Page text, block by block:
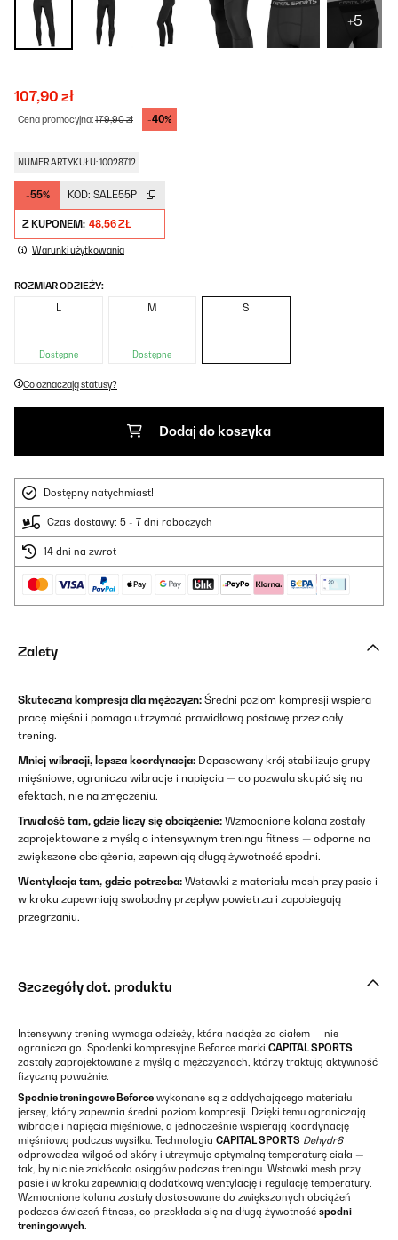
+5
107,90 zł
Cena promocyjna:179,90 zł -40%
NUMER ARTYKUŁU: 10028712
-55% KOD: SALE55P
Z KUPONEM: 48,56 ZŁ
Warunki użytkowania
ROZMIAR ODZIEŻY:
L
Dostępne
M
Dostępne
S
Co oznaczają statusy?
Dodaj do koszyka
Dostępny natychmiast!
Czas dostawy: 5 - 7 dni roboczych
14 dni na zwrot
Zalety
Skuteczna kompresja dla mężczyzn: Średni poziom kompresji wspiera
pracę mięśni i pomaga utrzymać prawidłową postawę przez cały
trening.
Mniej wibracji, lepsza koordynacja: Dopasowany krój stabilizuje grupy
mięśniowe, ogranicza wibracje i napięcia — co pozwala skupić się na
efektach, nie na zmęczeniu.
Trwałość tam, gdzie liczy się obciążenie: Wzmocnione kolana zostały
zaprojektowane z myślą o intensywnym treningu fitness — odporne na
zwiększone obciążenia, zapewniają długą żywotność spodni.
Wentylacja tam, gdzie potrzeba: Wstawki z materiału mesh przy pasie i
w kroku zapewniają swobodny przepływ powietrza i zapobiegają
przegrzaniu.
Szczegóły dot. produktu
Intensywny trening wymaga odzieży, która nadąża za ciałem — nie
ogranicza go. Spodenki kompresyjne Beforce marki CAPITAL SPORTS
zostały zaprojektowane z myślą o mężczyznach, którzy traktują aktywność
fizyczną poważnie.
Spodnie treningowe Beforce wykonane są z oddychającego materiału
jersey, który zapewnia średni poziom kompresji. Dzięki temu ograniczają
wibracje i napięcia mięśniowe, a jednocześnie wspierają koordynację
mięśniową podczas wysiłku. Technologia CAPITAL SPORTS Dehydr8
odprowadza wilgoć od skóry i utrzymuje optymalną temperaturę ciała —
tak, by nic nie zakłócało osiągów podczas treningu. Wstawki mesh przy
pasie i w kroku zapewniają dodatkową wentylację i regulację temperatury.
Wzmocnione kolana zostały dostosowane do zwiększonych obciążeń
podczas ćwiczeń fitness, co przekłada się na długą żywotność spodni
treningowych.